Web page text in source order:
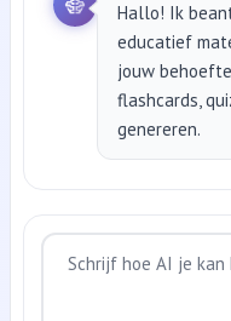
Hallo! Ik
educatief
jouw
flashcards,
genereren.